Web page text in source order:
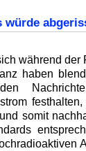
würde
während der
haben
somit